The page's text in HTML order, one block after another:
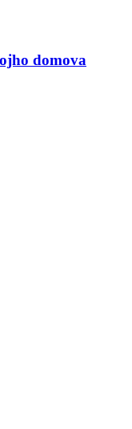
domova